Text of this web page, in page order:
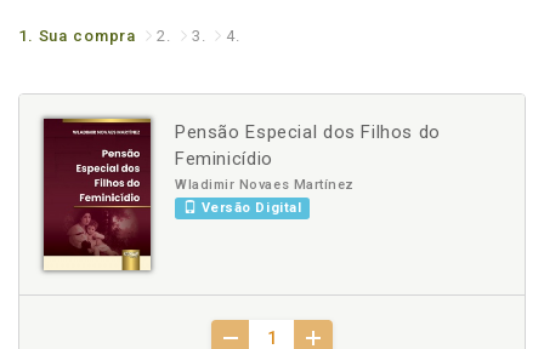
1. Sua compra 2. 3. 4.
Pensão Especial dos Filhos do
Feminicídio
Wladimir Novaes Martínez
Versão Digital